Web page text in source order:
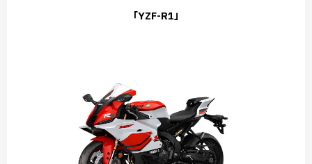
「YZF-R1」